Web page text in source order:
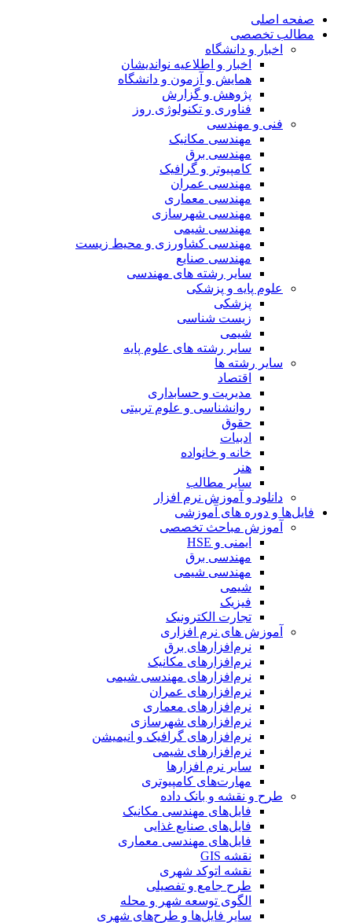
صفحه اصلی
مطالب تخصصی
اخبار و دانشگاه
اخبار و اطلاعیه نواندیشان
همایش و آزمون و دانشگاه
پژوهش و گزارش
فناوری و تکنولوژی روز
فنی و مهندسی
مهندسی مکانیک
مهندسی برق
کامپیوتر و گرافیک
مهندسی عمران
مهندسی معماری
مهندسی شهرسازی
مهندسی شیمی
مهندسی کشاورزی و محیط زیست
مهندسی صنایع
سایر رشته های مهندسی
علوم پایه و پزشکی
پزشکی
زیست شناسی
شیمی
سایر رشته های علوم پایه
سایر رشته ها
اقتصاد
مدیریت و حسابداری
روانشناسی و علوم تربیتی
حقوق
ادبیات
خانه و خانواده
هنر
سایر مطالب
دانلود و آموزش نرم افزار
فایل‌ها و دوره های آموزشی
آموزش مباحث تخصصی
ایمنی و HSE
مهندسی برق
مهندسی شیمی
شیمی
فیزیک
تجارت الکترونیک
آموزش های نرم افزاری
نرم‌افزارهای برق
نرم‌افزارهای مکانیک
نرم‌افزارهای مهندسی شیمی
نرم‌افزارهای عمران
نرم‌افزارهای معماری
نرم‌افزارهای شهرسازی
نرم‌افزارهای گرافیک و انیمیشن
نرم‌افزارهای شیمی
سایر نرم افزارها
مهارت‌های کامپیوتری
طرح و نقشه و بانک داده
فایل‌های مهندسی مکانیک
فایل‌های صنایع غذایی
فایل‌های مهندسی معماری
نقشه GIS
نقشه اتوکد شهری
طرح جامع و تفصیلی
الگوی توسعه شهر و محله
سایر فایل‌ها و طرح‌های شهری